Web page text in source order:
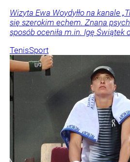
Wizyta Ewa Woydyłło na kanale
się szerokim echem. Znana
sposób oceniła m.in. Igę Świątek
TenisSport